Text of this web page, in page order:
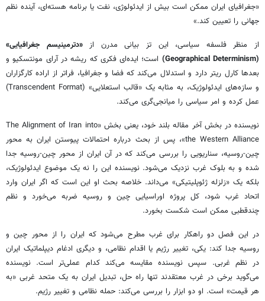
«جغرافیای ایران ممکن است بیش از ایدئولوژی، نفت یا برنامه هسته‌ای، آینده نظم
جهانی را تعیین کند.»
از منظر فلسفه سیاسی، این تز بیانی مدرن از«دترمینیسم جغرافیایی»
(Geographical Determinism)
است؛ ایده‌ای فکری که ریشه در آرای مونتسکیو و
بعدها کارل ریتر دارد و استدلال می‌کند که فضا و جغرافیا، فراتر از اراده کارگزاران
و سازه‌های ایدئولوژیک، به مثابه یک «قالب استعلایی» (Transcendent Format)
عمل کرده و امر سیاسی را میانجی‌گری می‌کند.
نویسنده در بخش آخر مقاله بلند خود، یعنی بخش «The Alignment of Iran into
the Western Alliance»، پس از بحث درباره احتمالات پیوستن ایران به محور
چین-روسیه، سناریویی را بررسی می‌کند که در آن ایران از محور چین-روسیه جدا
شده و به بلوک غرب نزدیک می‌شود. نویسنده این را نه یک موضوع ایدئولوژیک،
بلکه یک «زلزله ژئوپلیتیکی» می‌داند. خلاصه بحث او این است که اگر ایران وارد
اتحاد غرب شود، کل پروژه اوراسیایی چین و روسیه ضربه می‌خورد و نظم
چندقطبی ممکن است شکست بخورد.
در این فصل دو راهکار برای غرب مطرح می‌شود که ایران را از محور چین و
روسیه جدا کند: یکی، تغییر رژیم یا اقدام نظامی، و دیگری ادغام دیپلماتیک ایران
در نظم غربی. سپس نویسنده مقایسه می‌کند کدام عملی‌تر است. نویسنده
می‌گوید برخی در غرب معتقدند تنها راه حل، تبدیل ایران به یک متحد غربی «به
هر قیمت» است. او دو ابزار را بررسی می‌کند: حمله نظامی و تغییر رژیم.